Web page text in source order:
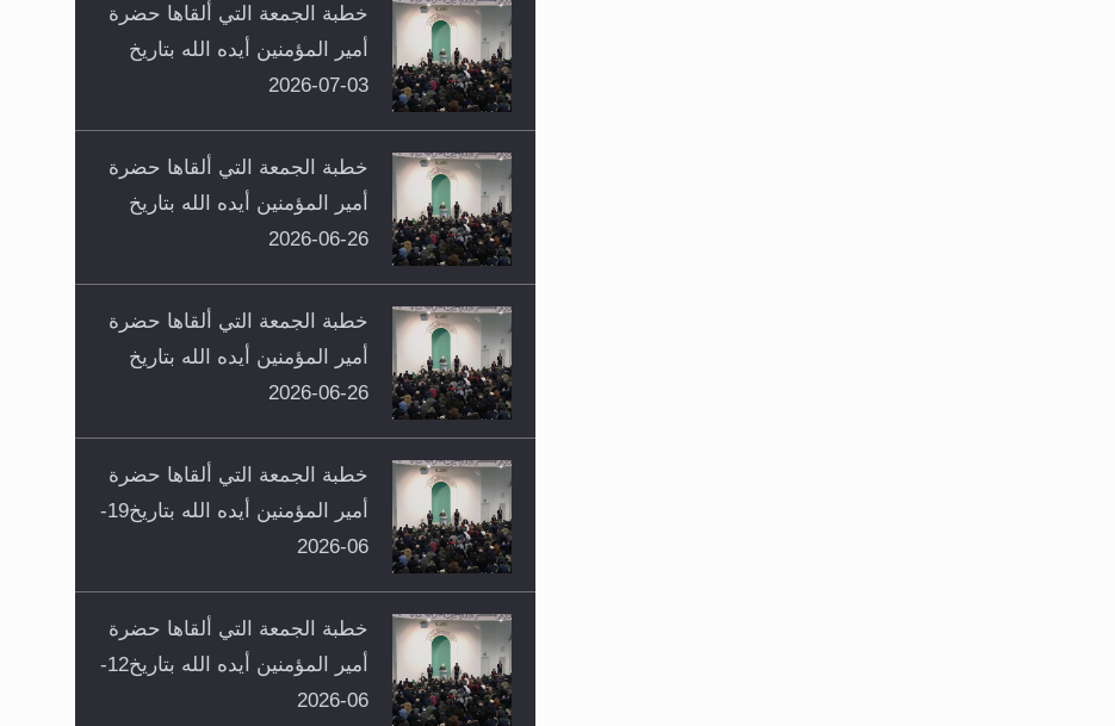
خطبة الجمعة التي ألقاها حضرة
أمير المؤمنين أيده الله بتاريخ
03-07-2026
خطبة الجمعة التي ألقاها حضرة
أمير المؤمنين أيده الله بتاريخ
26-06-2026
خطبة الجمعة التي ألقاها حضرة
أمير المؤمنين أيده الله بتاريخ
26-06-2026
خطبة الجمعة التي ألقاها حضرة
أمير المؤمنين أيده الله بتاريخ19-
06-2026
خطبة الجمعة التي ألقاها حضرة
أمير المؤمنين أيده الله بتاريخ12-
06-2026